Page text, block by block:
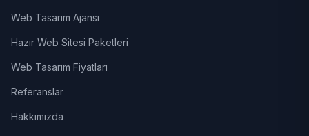
Web Tasarım Ajansı
Hazır Web Sitesi Paketleri
Web Tasarım Fiyatları
Referanslar
Hakkımızda